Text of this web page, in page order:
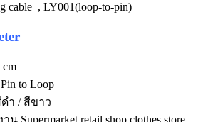
cable , LY001(loop-to-pin)
to Loop
ำ / สีขาว